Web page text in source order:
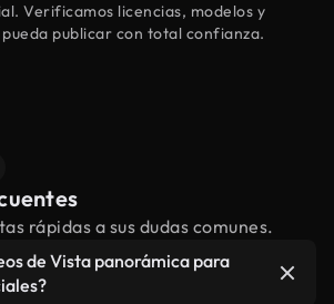
Verificamos licencias, modelos y
publicar con total confianza.
rápidas a sus dudas comunes.
de Vista panorámica para